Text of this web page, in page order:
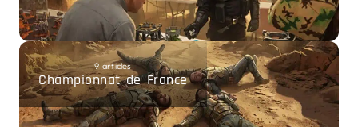
9 articles
Championnat de France